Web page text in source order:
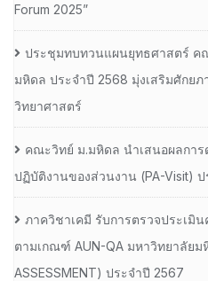
Forum 2025”
ประชุมทบทวนแผนยุทธศาสตร์ ค
มหิดล ประจำปี 2568 มุ่งเสริมศักยภ
วิทยาศาสตร์
คณะวิทย์ ม.มหิดล นำเสนอผลกา
ปฏิบัติงานของส่วนงาน (PA-Visit)
ภาควิชาเคมี รับการตรวจประเมิ
ตามเกณฑ์ AUN-QA มหาวิทยาลัยม
ASSESSMENT) ประจำปี 2567